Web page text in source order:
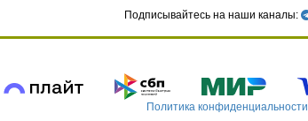
Подписывайтесь на наши каналы:
Политика конфиденциальности